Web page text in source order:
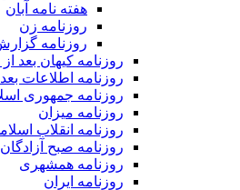
هفته نامه آبان
روزنامه زن
روزنامه
روزنامه کیهان بعد از
روزنامه اطلاعات بعد
روزنامه جمهوری
روزنامه میزان
روزنامه انقلاب
روزنامه صبح آزادگان
روزنامه همشهری
روزنامه ایران